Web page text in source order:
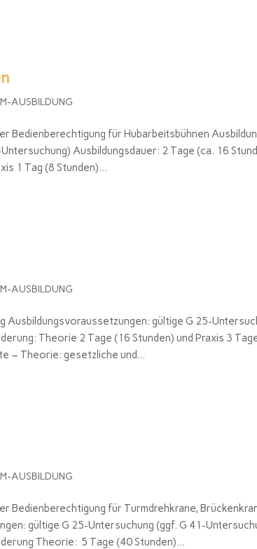
AUSBILDUNG
Bedienberechtigung für Hubarbeitsbühnen
Ausbildungsdauer: 2 Tage (ca. 16
1 Tag (8 Stunden)...
AUSBILDUNG
Ausbildungsvoraussetzungen: gültige G 25-
Theorie 2 Tage (16 Stunden) und Praxis 3
– Theorie: gesetzliche und...
AUSBILDUNG
Bedienberechtigung für Turmdrehkrane,
gültige G 25-Untersuchung (ggf. G 41-
Theorie: 5 Tage (40 Stunden)...